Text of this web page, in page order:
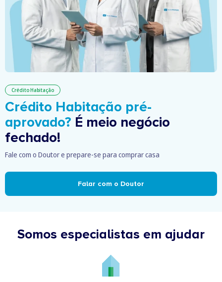
Crédito Habitação
Crédito Habitação pré-
aprovado? É meio negócio
fechado!
Fale com o Doutor e prepare-se para comprar casa
Falar com o Doutor
Somos especialistas em ajudar